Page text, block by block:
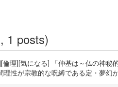
1 posts)
理][気になる] 「仲基は～仏の神
性が宗教的な呪縛である定・夢幻